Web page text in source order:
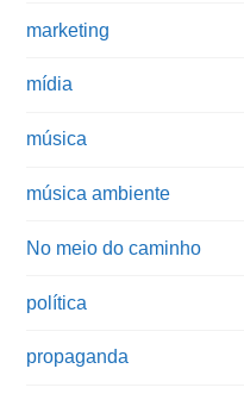
marketing
mídia
música
música ambiente
No meio do caminho
política
propaganda